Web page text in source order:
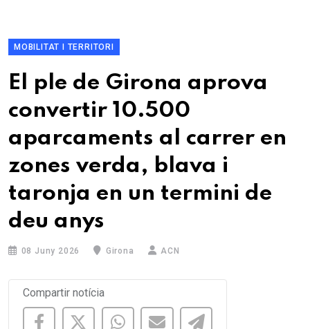
MOBILITAT I TERRITORI
El ple de Girona aprova
convertir 10.500
aparcaments al carrer en
zones verda, blava i
taronja en un termini de
deu anys
08 Juny 2026 Girona ACN
Compartir notícia